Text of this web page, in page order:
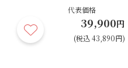
代表価格
39,900円
(税込 43,890円)